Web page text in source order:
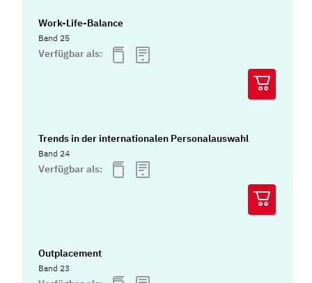
Work-Life-Balance
Band 25
Verfügbar als:
Trends in der internationalen Personalauswahl
Band 24
Verfügbar als:
Outplacement
Band 23